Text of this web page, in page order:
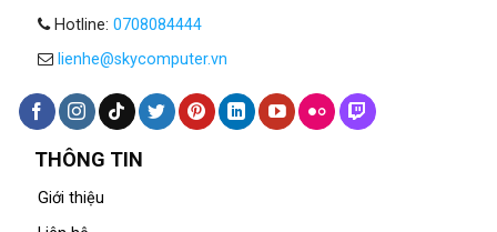
Hotline: 0708084444
lienhe@skycomputer.vn
THÔNG TIN
Giới thiệu